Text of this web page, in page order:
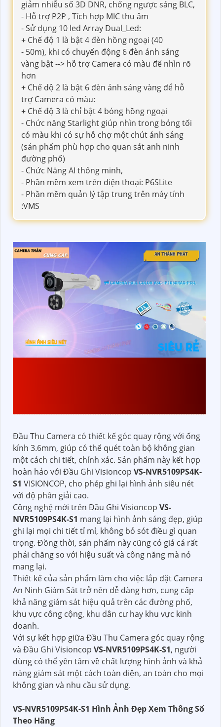
giảm nhiễu số 3D DNR, chống ngược sáng BLC,
- Hỗ trợ P2P , Tích hợp MIC thu âm
- Sử dụng 10 led Array Dual_Led:
+ Chế độ 1 là bật 4 đèn hồng ngoại (40
- 50m), khi có chuyển động 6 đèn ánh sáng
vàng bật --> hỗ trợ Camera có màu để nhìn rõ
hơn
+ Chế dộ 2 là bật 6 đèn ánh sáng vàng để hỗ
trợ Camera có màu:
+ Chế độ 3 là chỉ bật 4 bóng hồng ngoại
- Chức năng Starlight giúp nhìn trong bóng tối
có màu khi có sự hỗ chợ một chút ánh sáng
(sản phẩm phù hợp cho quan sát anh ninh
đường phố)
- Chức Năng AI thông minh,
- Phần mềm xem trên điện thoại: P6SLite
- Phần mềm quản lý tập trung trên máy tính
:VMS
Đầu Thu Camera có thiết kế góc quay rộng với ống
kính 3.6mm, giúp có thể quét toàn bộ không gian
một cách chi tiết, chính xác. Sản phẩm này kết hợp
hoàn hảo với Đầu Ghi Visioncop VS-NVR5109PS4K-
S1 VISIONCOP, cho phép ghi lại hình ảnh siêu nét
với độ phân giải cao.
Công nghệ mới trên Đầu Ghi Visioncop VS-
NVR5109PS4K-S1 mang lại hình ảnh sáng đẹp, giúp
ghi lại mọi chi tiết tỉ mỉ, không bỏ sót điều gì quan
trọng. Đồng thời, sản phẩm này cũng có giá cả rất
phải chăng so với hiệu suất và công năng mà nó
mang lại.
Thiết kế của sản phẩm làm cho việc lắp đặt Camera
An Ninh Giám Sát trở nên dễ dàng hơn, cung cấp
khả năng giám sát hiệu quả trên các đường phố,
khu vực công cộng, khu dân cư hay khu vực kinh
doanh.
Với sự kết hợp giữa Đầu Thu Camera góc quay rộng
và Đầu Ghi Visioncop VS-NVR5109PS4K-S1, người
dùng có thể yên tâm về chất lượng hình ảnh và khả
năng giám sát một cách toàn diện, an toàn cho mọi
không gian và nhu cầu sử dụng.
VS-NVR5109PS4K-S1 Hình Ảnh Đẹp Xem Thông Số
Theo Hãng